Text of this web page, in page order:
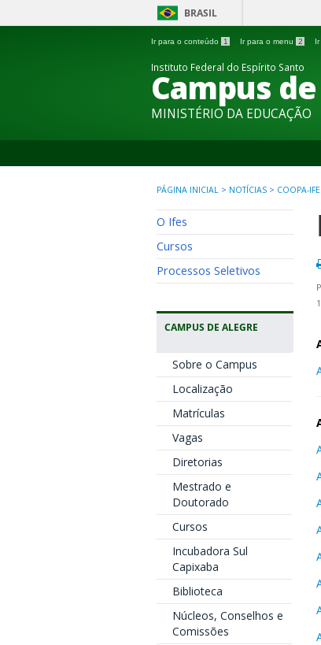
BRASIL
Ir para o conteúdo 1 Ir para o menu 2
Instituto Federal do Espírito Santo
Campus
MINISTÉRIO DA EDUCAÇÃO
PÁGINA INICIAL > NOTÍCIAS > COOPA-
O Ifes
Cursos
Processos Seletivos
CAMPUS DE ALEGRE
Sobre o Campus
Localização
Matrículas
Vagas
Diretorias
Mestrado e
Doutorado
Cursos
Incubadora Sul
Capixaba
Biblioteca
Núcleos, Conselhos e
Comissões